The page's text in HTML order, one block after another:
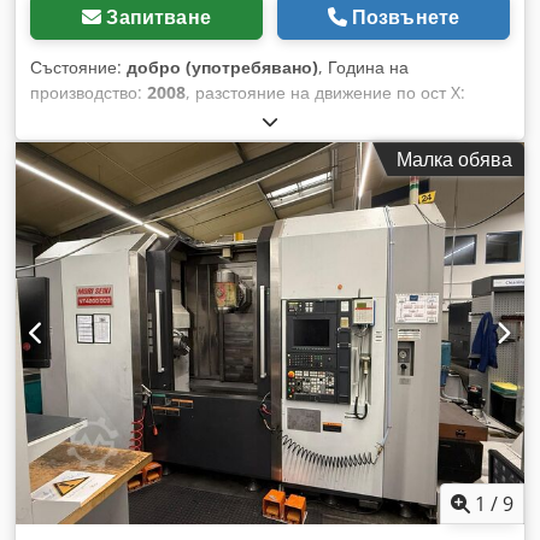
Запитване Позвънете
Състояние: добро (употребявано), Година на
производство: 2008, разстояние на движение по ост X:
900 мм
максимална скорост на вретеното:6 000 об/мин,
Употребяван хоризонтален обработващ център Okuma
MA-600 HB, година на производство 2008, включително
turncut функция, охлаждане на шпиндела, 6000 об/мин.
Работни ходове: Z - 810 мм, X - 1000 мм, Y - 900 мм.
Инструментален магазин за 150 инструмента, 1 шпиндел, 4
оси, със система за работа с 6 палети. Dcedpfx
Afeywicvokok
Малка обява
1 /9